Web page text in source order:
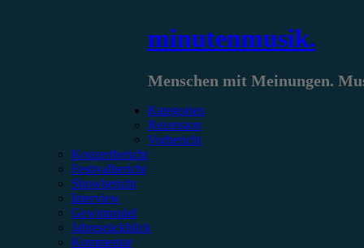
minutenmusik.
Menschen mit Meinungen.
Kategorien
Rezension
Vorbericht
Konzertbericht
Festivalbericht
Showbericht
Interview
Gewinnspiel
Jahresrückblick
Kommentar